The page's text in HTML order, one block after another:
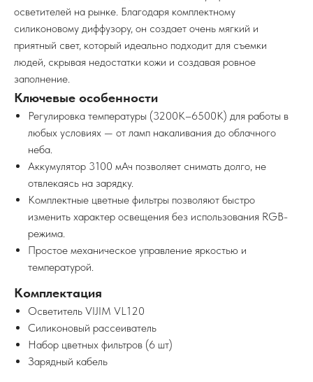
осветителей на рынке. Благодаря комплектному
силиконовому диффузору, он создает очень мягкий и
приятный свет, который идеально подходит для съемки
людей, скрывая недостатки кожи и создавая ровное
заполнение.
Ключевые особенности
Регулировка температуры (3200K–6500K) для работы в
любых условиях — от ламп накаливания до облачного
неба.
Аккумулятор 3100 мАч позволяет снимать долго, не
отвлекаясь на зарядку.
Комплектные цветные фильтры позволяют быстро
изменить характер освещения без использования RGB-
режима.
Простое механическое управление яркостью и
температурой.
Комплектация
Осветитель VIJIM VL120
Силиконовый рассеиватель
Набор цветных фильтров (6 шт)
Зарядный кабель